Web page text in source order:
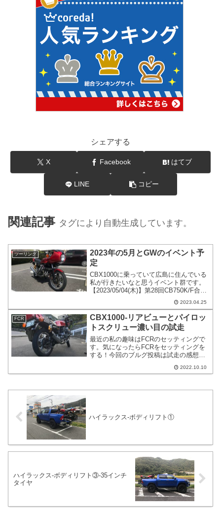
シェアする
X Facebook はてブ
LINE コピー
関連記事 タグにより自動生成しています。
ツーリング
2023年の5月とGWのイベント予
定
CBX1000に乗っていて広島に住んでいる
私が行きたいなと思うイベント群です。
【2023/05/04(木)】第28回CB750K/F合同
【2023/05/07(日)】ソニックチワワフェス
タVol.3-走行会、【2023/05/14(日)】第11
回 JB-POWER ミーティング、
【2023/05/27(日)】春の全国オーナーズミ
ーティング in 横浜。
2023.04.25
FCR
CBX1000-リアビューとパイロッ
トスクリュー濃い目の試走
最近の私の趣味はFCRのセッティングで
す。気になったらFCRをセッティングを
する！今回のブルグ投稿は試走の感想と
ついて書いていきます。先日ツイッター
2022.10.10
ハイラックス-ボディリフト①
ハイラックス-ボディリフト③-35インチ
タイヤ